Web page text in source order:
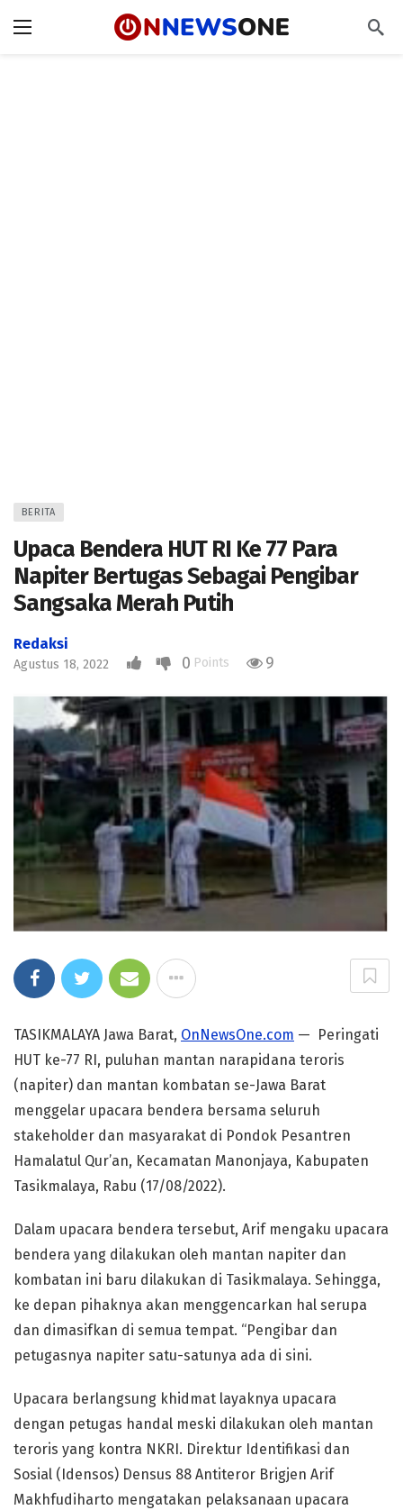
BERITA
Upaca Bendera HUT RI Ke 77 Para
Napiter Bertugas Sebagai Pengibar
Sangsaka Merah Putih
Redaksi
Agustus 18, 2022 0 Points 9
TASIKMALAYA Jawa Barat, OnNewsOne.com — Peringati
HUT ke-77 RI, puluhan mantan narapidana teroris
(napiter) dan mantan kombatan se-Jawa Barat
menggelar upacara bendera bersama seluruh
stakeholder dan masyarakat di Pondok Pesantren
Hamalatul Qur’an, Kecamatan Manonjaya, Kabupaten
Tasikmalaya, Rabu (17/08/2022).
Dalam upacara bendera tersebut, Arif mengaku upacara
bendera yang dilakukan oleh mantan napiter dan
kombatan ini baru dilakukan di Tasikmalaya. Sehingga,
ke depan pihaknya akan menggencarkan hal serupa
dan dimasifkan di semua tempat. “Pengibar dan
petugasnya napiter satu-satunya ada di sini.
Upacara berlangsung khidmat layaknya upacara
dengan petugas handal meski dilakukan oleh mantan
teroris yang kontra NKRI. Direktur Identifikasi dan
Sosial (Idensos) Densus 88 Antiteror Brigjen Arif
Makhfudiharto mengatakan pelaksanaan upacara